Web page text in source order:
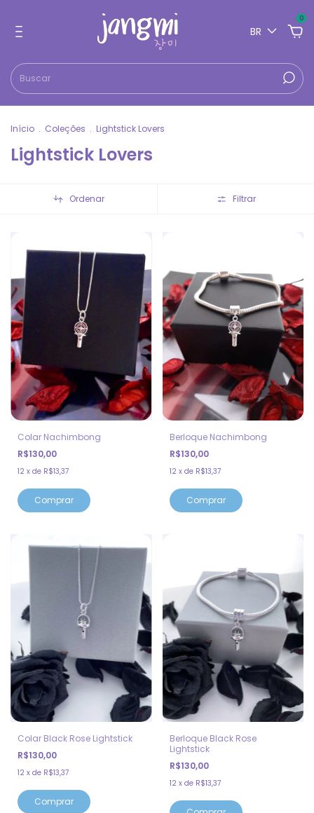
BR
0
Início . Coleções . Lightstick Lovers
Lightstick Lovers
Ordenar Filtrar
Colar Nachimbong
R$130,00
12 x de R$13,37
Berloque Nachimbong
R$130,00
12 x de R$13,37
Colar Black Rose Lightstick
R$130,00
12 x de R$13,37
Berloque Black Rose
Lightstick
R$130,00
12 x de R$13,37